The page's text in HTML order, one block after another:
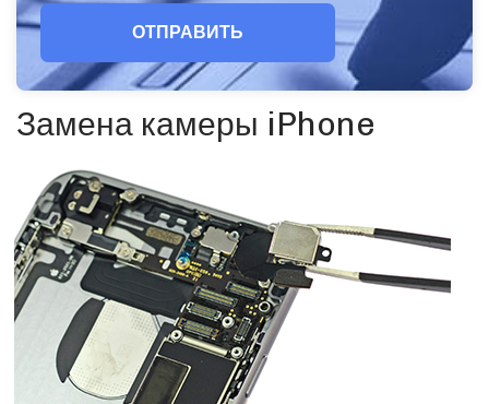
ОТПРАВИТЬ
Замена камеры iPhone